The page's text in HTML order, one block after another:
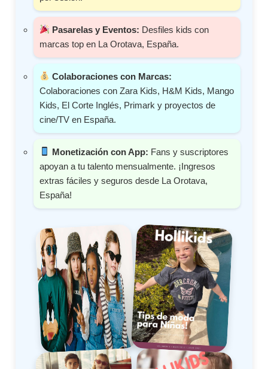
Pasarelas y Eventos: Desfiles kids con
marcas top en La Orotava, España.
Colaboraciones con Marcas:
Colaboraciones con Zara Kids, H&M Kids, Mango
Kids, El Corte Inglés, Primark y proyectos de
cine/TV en España.
Monetización con App: Fans y suscriptores
apoyan a tu talento mensualmente. ¡Ingresos
extras fáciles y seguros desde La Orotava,
España!